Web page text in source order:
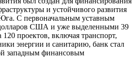
и устойчивого развития
С первоначальным уставным
США и уже выделенными 39
проектов, включая транспорт,
энергии и санитарию, банк стал
западным финансовым